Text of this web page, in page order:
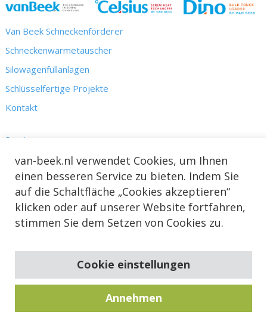
Van Beek Schneckenförderer
Schneckenwärmetauscher
Silowagenfüllanlagen
Schlüsselfertige Projekte
Kontakt
Service
Kennis
Nieuws & Projecten
Over ons
van-beek.nl verwendet Cookies, um Ihnen
einen besseren Service zu bieten. Indem Sie
auf die Schaltfläche „Cookies akzeptieren“
klicken oder auf unserer Website fortfahren,
stimmen Sie dem Setzen von Cookies zu.
Cookie einstellungen
Annehmen